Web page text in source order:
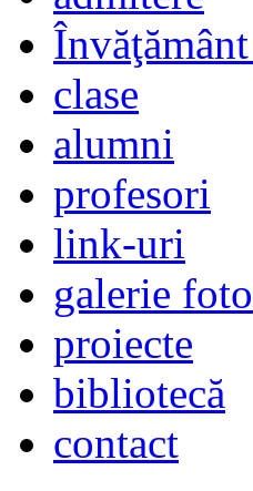
clase
alumni
profesori
link-uri
galerie foto
proiecte
bibliotecă
contact